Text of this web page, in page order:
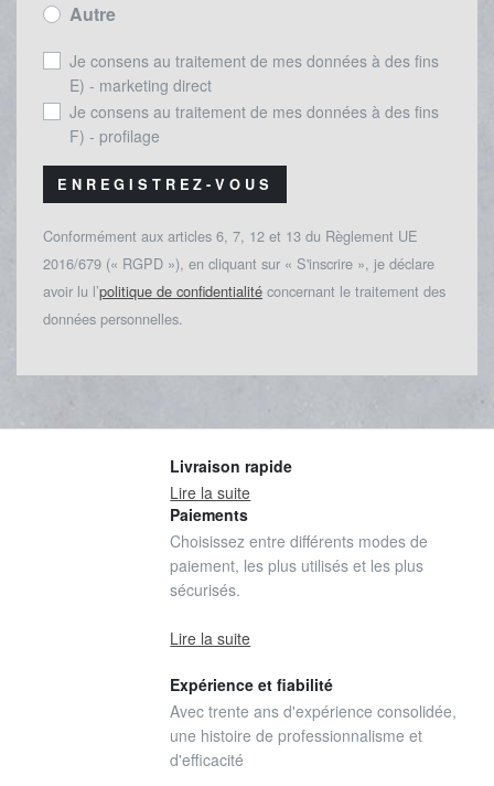
Autre
Je consens au traitement de mes données à des fins
E) - marketing direct
Je consens au traitement de mes données à des fins
F) - profilage
ENREGISTREZ-VOUS
Conformément aux articles 6, 7, 12 et 13 du Règlement UE
2016/679 (« RGPD »), en cliquant sur « S'inscrire », je déclare
avoir lu l’politique de confidentialité concernant le traitement des
données personnelles.
Livraison rapide
Lire la suite
Paiements
Choisissez entre différents modes de
paiement, les plus utilisés et les plus
sécurisés.
Lire la suite
Expérience et fiabilité
Avec trente ans d'expérience consolidée,
une histoire de professionnalisme et
d'efficacité